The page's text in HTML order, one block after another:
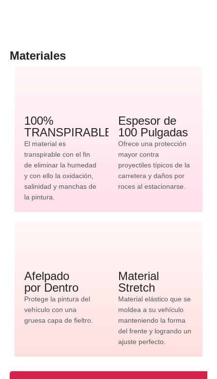
Materiales
100%
TRANSPIRABLE
El material es
transpirable con el fin
de eliminar la humedad
y con ello la oxidación,
salinidad y manchas de
la pintura.
Espesor de
100 Pulgadas
Ofrece una protección
mayor contra
proyectiles típicos de la
carretera y daños por
roces al estacionarse.
Afelpado
por Dentro
Protege la pintura del
vehículo con una
gruesa capa de fieltro.
Material
Stretch
Material elástico que se
moldea a su vehículo
manteniendo la forma
del frente y logrando un
ajuste perfecto.